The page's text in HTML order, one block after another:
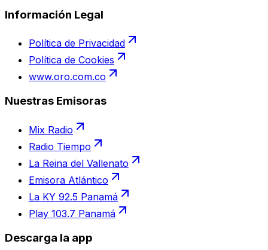
Información Legal
Política de Privacidad
Política de Cookies
www.oro.com.co
Nuestras Emisoras
Mix Radio
Radio Tiempo
La Reina del Vallenato
Emisora Atlántico
La KY 92.5 Panamá
Play 103.7 Panamá
Descarga la app